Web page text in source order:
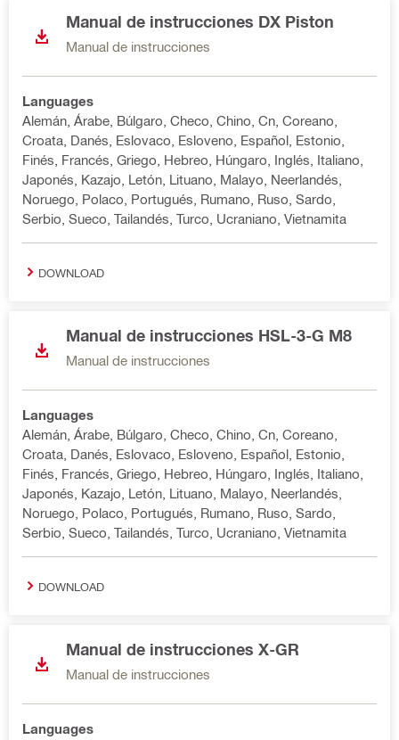
Manual de instrucciones DX Piston
Manual de instrucciones
Languages
Alemán, Árabe, Búlgaro, Checo, Chino, Cn, Coreano,
Croata, Danés, Eslovaco, Esloveno, Español, Estonio,
Finés, Francés, Griego, Hebreo, Húngaro, Inglés, Italiano,
Japonés, Kazajo, Letón, Lituano, Malayo, Neerlandés,
Noruego, Polaco, Portugués, Rumano, Ruso, Sardo,
Serbio, Sueco, Tailandés, Turco, Ucraniano, Vietnamita
DOWNLOAD
Manual de instrucciones HSL-3-G M8
Manual de instrucciones
Languages
Alemán, Árabe, Búlgaro, Checo, Chino, Cn, Coreano,
Croata, Danés, Eslovaco, Esloveno, Español, Estonio,
Finés, Francés, Griego, Hebreo, Húngaro, Inglés, Italiano,
Japonés, Kazajo, Letón, Lituano, Malayo, Neerlandés,
Noruego, Polaco, Portugués, Rumano, Ruso, Sardo,
Serbio, Sueco, Tailandés, Turco, Ucraniano, Vietnamita
DOWNLOAD
Manual de instrucciones X-GR
Manual de instrucciones
Languages